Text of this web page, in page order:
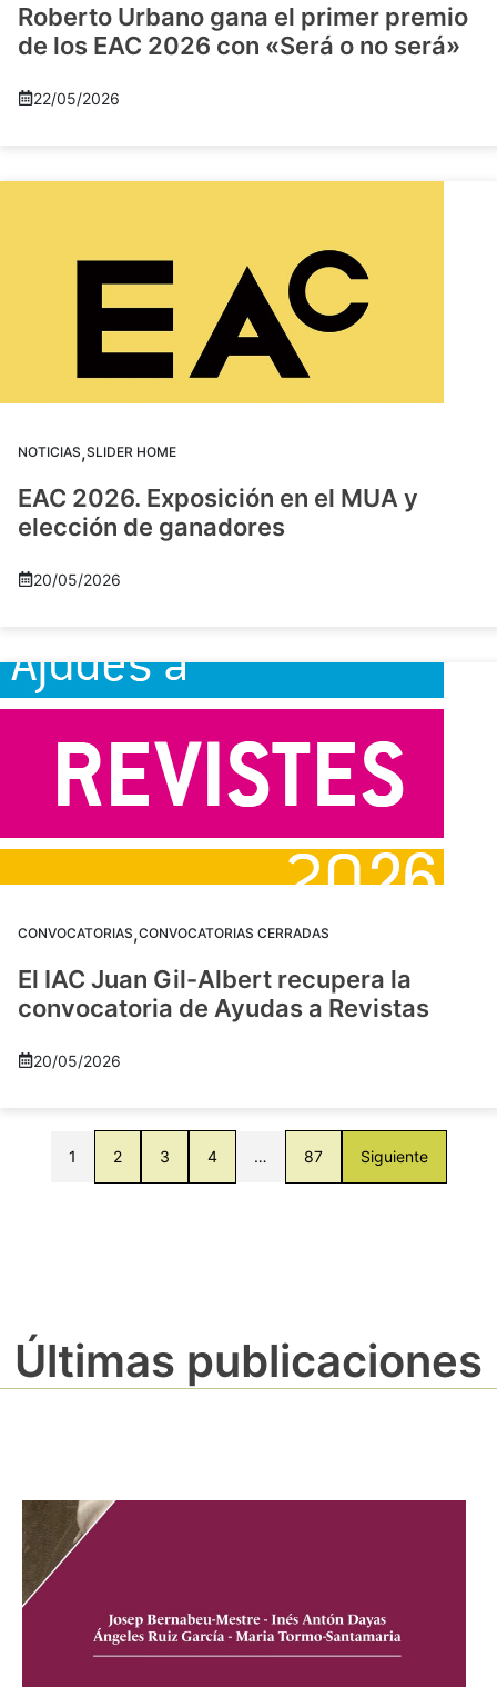
Roberto Urbano gana el primer premio
de los EAC 2026 con «Será o no será»
22/05/2026
NOTICIAS,SLIDER HOME
EAC 2026. Exposición en el MUA y
elección de ganadores
20/05/2026
CONVOCATORIAS,CONVOCATORIAS CERRADAS
El IAC Juan Gil-Albert recupera la
convocatoria de Ayudas a Revistas
20/05/2026
1 2 3 4 … 87 Siguiente
Últimas publicaciones